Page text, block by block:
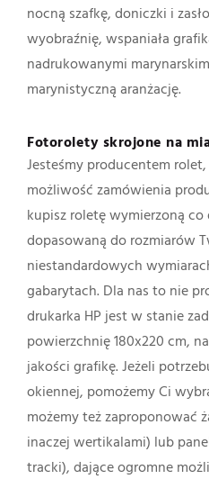
nocną szafkę, doniczki i
wyobraźnię, wspaniała
nadrukowanymi
marynistyczną aranżację.
Fotorolety skrojone na
Jesteśmy producentem
możliwość zamówienia
kupisz roletę wymierzoną
dopasowaną do rozmiarów
niestandardowych
gabarytach. Dla nas to nie
drukarka HP jest w stanie
powierzchnię 180x220 cm,
jakości grafikę. Jeżeli
okiennej, pomożemy Ci
możemy też zaproponować
inaczej wertikalami) lub
tracki), dające ogromne